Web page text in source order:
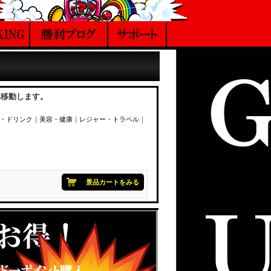
動します。
ドリンク ｜ 美容・健康 ｜ レジャー・トラベル ｜
景品カートをみる